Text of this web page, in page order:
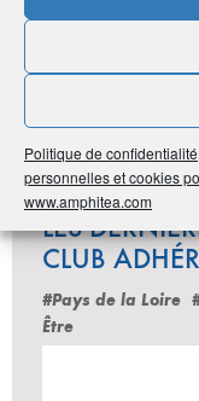
Politique de
personnelles et cookies
www.amphitea.com
LES
CLUB
#Pays de la Loire
Être